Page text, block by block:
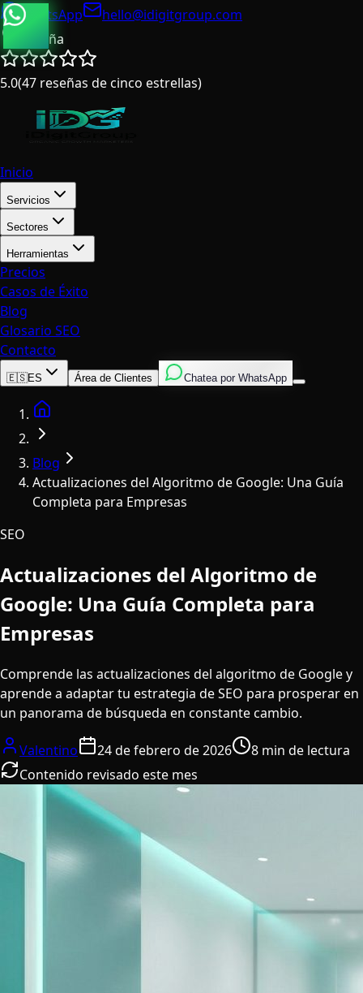
WhatsApp
hello@idigitgroup.com
España
5.0(47 reseñas de cinco estrellas)
Inicio
Servicios
Sectores
Herramientas
Precios
Casos de Éxito
Blog
Glosario SEO
Contacto
Inglés
ItalianoEspañol
🇪🇸ES Área de Clientes Chatea por WhatsApp
Blog
Actualizaciones del Algoritmo de Google: Una Guía
Completa para Empresas
SEO
Actualizaciones del Algoritmo de
Google: Una Guía Completa para
Empresas
Comprende las actualizaciones del algoritmo de Google y
aprende a adaptar tu estrategia de SEO para prosperar en
un panorama de búsqueda en constante cambio.
Valentino 24 de febrero de 2026
8 min de lectura
Contenido revisado este mes